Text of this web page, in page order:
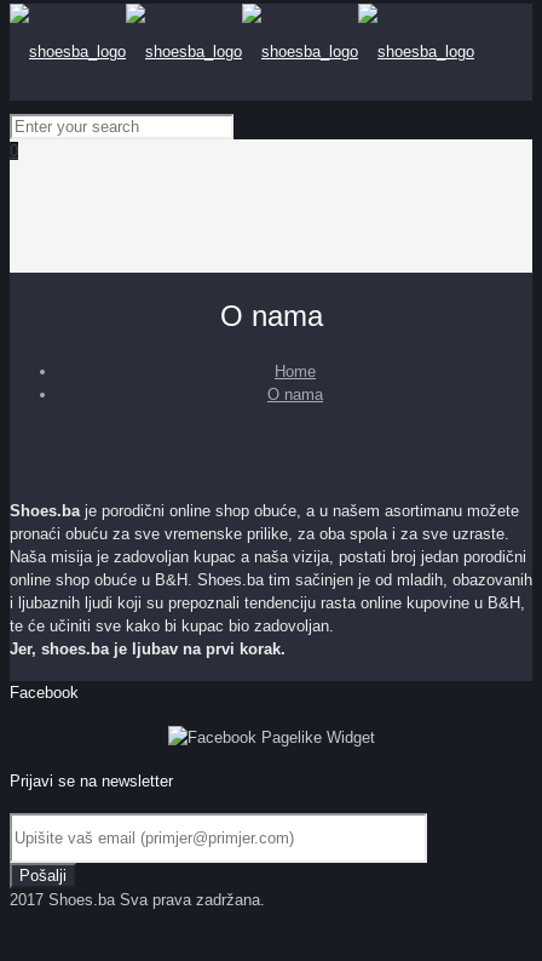
0
O nama
Home
O nama
Shoes.baje porodični online shop obuće, a u našem asortimanu možete
pronaći obuću za sve vremenske prilike, za oba spola i za sve uzraste.
Naša misija je zadovoljan kupac a naša vizija, postati broj jedan porodični
online shop obuće u B&H. Shoes.ba tim sačinjen je od mladih, obazovanih
i ljubaznih ljudi koji su prepoznali tendenciju rasta online kupovine u B&H,
te će učiniti sve kako bi kupac bio zadovoljan.
Jer, shoes.ba je ljubav na prvi korak.
Facebook
Prijavi se na newsletter
2017 Shoes.ba Sva prava zadržana.